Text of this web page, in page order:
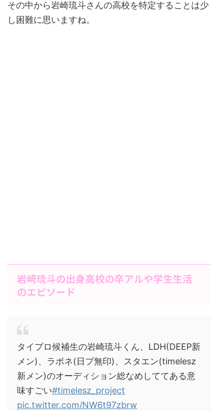
その中から岩崎琉斗さんの高校を特定することは少
し困難に思いますね。
岩崎琉斗の出身高校の卒アルや学生生活
のエピソード
タイプロ候補生の岩崎琉斗くん、LDH(DEEP新
メン)、ラポネ(日プ無印)、スタエン(timelesz
新メン)のオーディション総なめしててある意
味すごい#timelesz_project
pic.twitter.com/NW6t97zbrw